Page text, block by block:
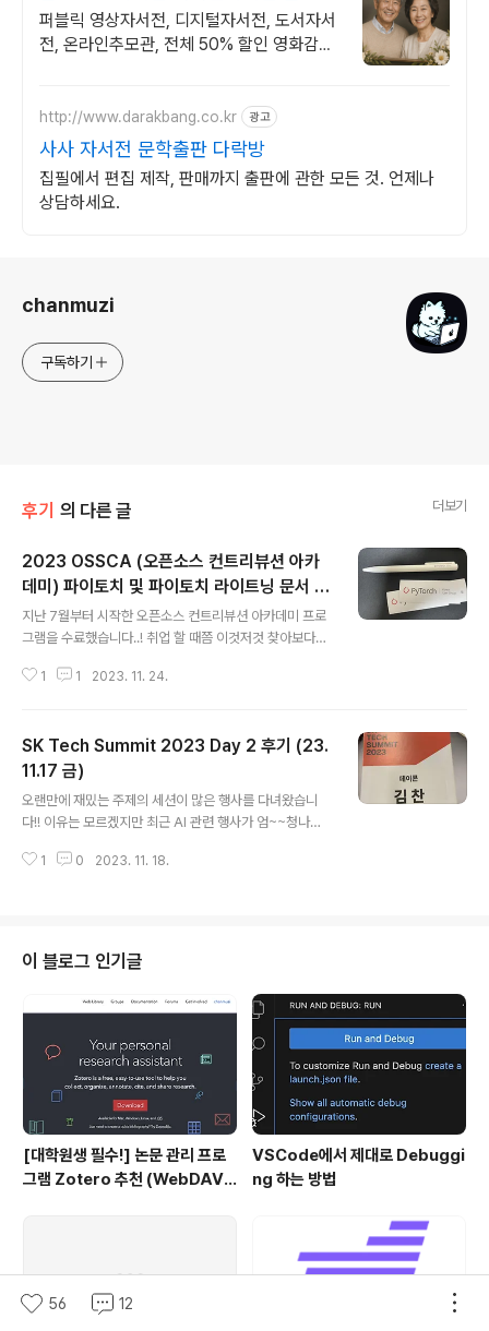
해야 할 필수 항목.
퍼블릭 영상자서전, 디지털자서전, 도서자서
전, 온라인추모관, 전체 50% 할인 영화감독
http://www.darakbang.co.kr 광고
사사 자서전 문학출판 다락방
집필에서 편집 제작, 판매까지 출판에 관한 모든 것. 언제나
상담하세요.
chanmuzi
구독하기
후기 의 다른 글 더보기
2023 OSSCA (오픈소스 컨트리뷰션 아카
데미) 파이토치 및 파이토치 라이트닝 문서 번
역 참여 후기
지난 7월부터 시작한 오픈소스 컨트리뷰션 아카데미 프로
그램을 수료했습니다..! 취업 할 때쯤 이것저것 찾아보다가
었는데 그중 파이토치가 끌려서 시작하게 되었죠. 한창 기
으로도 하고 있어서 큰 부담이 없을 것으로 예상했습니다.
다른 프로그램에 참여한 분의 후기를 들어보니 프로젝트마
다 몰입도 차이가 꽤 크더라구요! 저희는 그래도 큰 부담없
이 진행할 수 있는 프로젝트였는데 굉장히 빡센 경우들도
있었습니다. 그래서 저는 다음과 같은 분들에게 이 프로그
램을 추천하고 싶습니다. - 관심있는 오픈소스(프레임워크
1 1 2023. 11. 24.
SK Tech Summit 2023 Day 2 후기 (23.
11.17 금)
오랜만에 재밌는 주제의 세션이 많은 행사를 다녀왔습니
다!! 이유는 모르겠지만 최근 AI 관련 행사가 엄~~청나게
하루만 잘 골라서 가야 하는 상황이었습니다. (매일 참석하
mmit 2023의 2일차를 다녀오기로 결정했습니다. 11.16
(목) - 11.17 (금) 양일 간 진행되는 행사로, 1일차에는 SK
의 자체 LLM인 에이닷 관련 소식이 주를 이루고 있었기 때
문에 더 다양한 내용을 다루는 2일차로 마음을 정했죠. (🔗
세션 리스트 링크) 코엑스에서 행사가 진행되..
1 0 2023. 11. 18.
이 블로그 인기글
[대학원생 필수!] 논문 관리 프로
그램 Zotero 추천 (WebDAV
VSCode에서 제대로 Debuggi
ng 하는 방법
56 12